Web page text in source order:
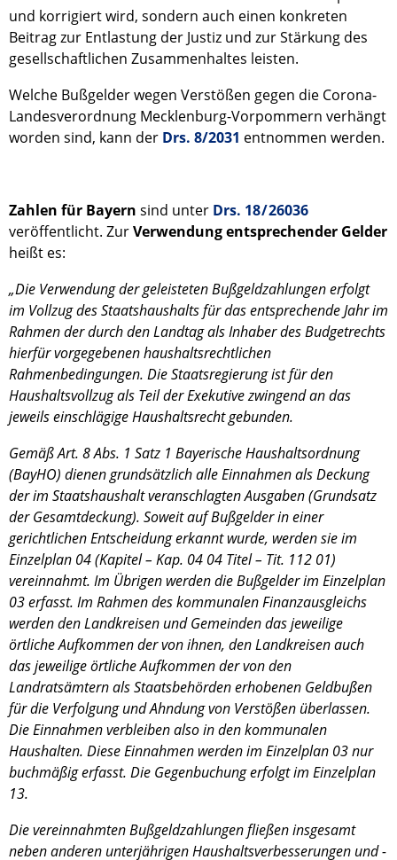
und korrigiert wird, sondern auch einen konkreten
Beitrag zur Entlastung der Justiz und zur Stärkung des
gesellschaftlichen Zusammenhaltes leisten.
Welche Bußgelder wegen Verstößen gegen die Corona-
Landesverordnung Mecklenburg-Vorpommern verhängt
worden sind, kann der Drs. 8/2031 entnommen werden.
Zahlen für Bayern sind unter Drs. 18 / 26036
veröffentlicht. ZurVerwendung entsprechender Gelder
heißt es:
„Die Verwendung der geleisteten Bußgeldzahlungen erfolgt
im Vollzug des Staatshaushalts für das entsprechende Jahr im
Rahmen der durch den Landtag als Inhaber des Budgetrechts
hierfür vorgegebenen haushaltsrechtlichen
Rahmenbedingungen. Die Staatsregierung ist für den
Haushaltsvollzug als Teil der Exekutive zwingend an das
jeweils einschlägige Haushaltsrecht gebunden.
Gemäß Art. 8 Abs. 1 Satz 1 Bayerische Haushaltsordnung
(BayHO) dienen grundsätzlich alle Einnahmen als Deckung
der im Staatshaushalt veranschlagten Ausgaben (Grundsatz
der Gesamtdeckung). Soweit auf Bußgelder in einer
gerichtlichen Entscheidung erkannt wurde, werden sie im
Einzelplan 04 (Kapitel – Kap. 04 04 Titel – Tit. 112 01)
vereinnahmt. Im Übrigen werden die Bußgelder im Einzelplan
03 erfasst. Im Rahmen des kommunalen Finanzausgleichs
werden den Landkreisen und Gemeinden das jeweilige
örtliche Aufkommen der von ihnen, den Landkreisen auch
das jeweilige örtliche Aufkommen der von den
Landratsämtern als Staatsbehörden erhobenen Geldbußen
für die Verfolgung und Ahndung von Verstößen überlassen.
Die Einnahmen verbleiben also in den kommunalen
Haushalten. Diese Einnahmen werden im Einzelplan 03 nur
buchmäßig erfasst. Die Gegenbuchung erfolgt im Einzelplan
13.
Die vereinnahmten Bußgeldzahlungen fließen insgesamt
neben anderen unterjährigen Haushaltsverbesserungen und -